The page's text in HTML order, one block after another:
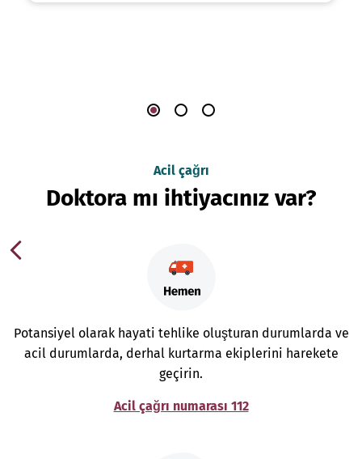
Acil çağrı
Doktora mı ihtiyacınız var?
Potansiyel olarak hayati tehlike oluşturan durumlarda ve
acil durumlarda, derhal kurtarma ekiplerini harekete
geçirin.
Acil çağrı numarası 112